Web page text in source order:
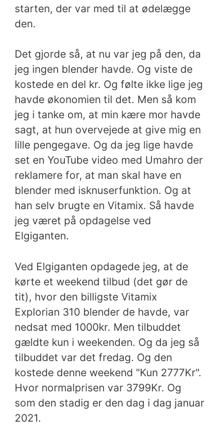
starten, der var med til at ødelægge
den.
Det gjorde så, at nu var jeg på den, da
jeg ingen blender havde. Og viste de
kostede en del kr. Og følte ikke lige jeg
havde økonomien til det. Men så kom
jeg i tanke om, at min kære mor havde
sagt, at hun overvejede at give mig en
lille pengegave. Og da jeg lige havde
set en YouTube video med Umahro der
reklamere for, at man skal have en
blender med isknuserfunktion. Og at
han selv brugte en Vitamix. Så havde
jeg været på opdagelse ved
Elgiganten.
Ved Elgiganten opdagede jeg, at de
kørte et weekend tilbud (det gør de
tit), hvor den billigste Vitamix
Explorian 310 blender de havde, var
nedsat med 1000kr. Men tilbuddet
gældte kun i weekenden. Og da jeg så
tilbuddet var det fredag. Og den
kostede denne weekend "Kun 2777Kr".
Hvor normalprisen var 3799Kr. Og
som den stadig er den dag i dag januar
2021.